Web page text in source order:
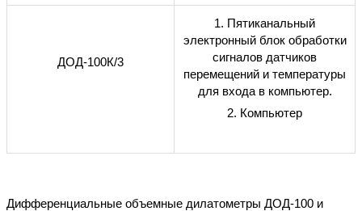
ДОД-100К/3
1. Пятиканальный
электронный блок обработки
сигналов датчиков
перемещений и температуры
для входа в компьютер.
2. Компьютер
Дифференциальные объемные дилатометры ДОД-100 и